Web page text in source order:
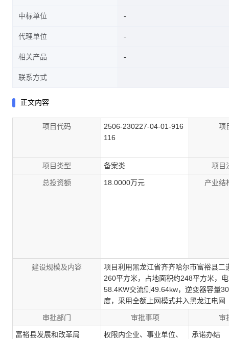
中标单位
代理单位
相关产品
联系方式
正文内容
项目代码
2506-230227-04-01-916
116
项
项目类型 备案类 项目
总投资额 18.0000万元 产业结
建设规模及内容
项目利用黑龙江省齐齐哈尔市富裕县
260平方米，占地面积约248平方米，
58.4KW交流侧49.64kw，逆变器容量
度，采用全额上网模式并入黑龙江电网
审批部门 审批事项 审
富裕县发展和改革局
权限内企业、事业单位、
承诺办结